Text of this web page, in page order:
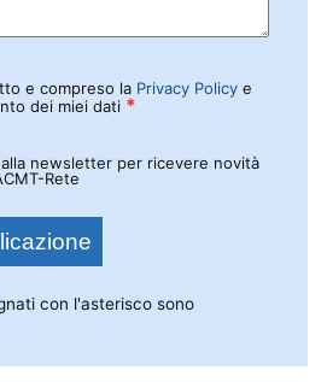
e compreso la Privacy Policy e
dei miei dati *
newsletter per ricevere novità
Rete
con l'asterisco sono